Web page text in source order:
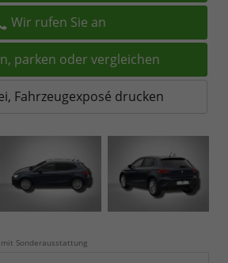
Wir rufen Sie an
parken oder vergleichen
Fahrzeugexposé drucken
Sonderausstattung